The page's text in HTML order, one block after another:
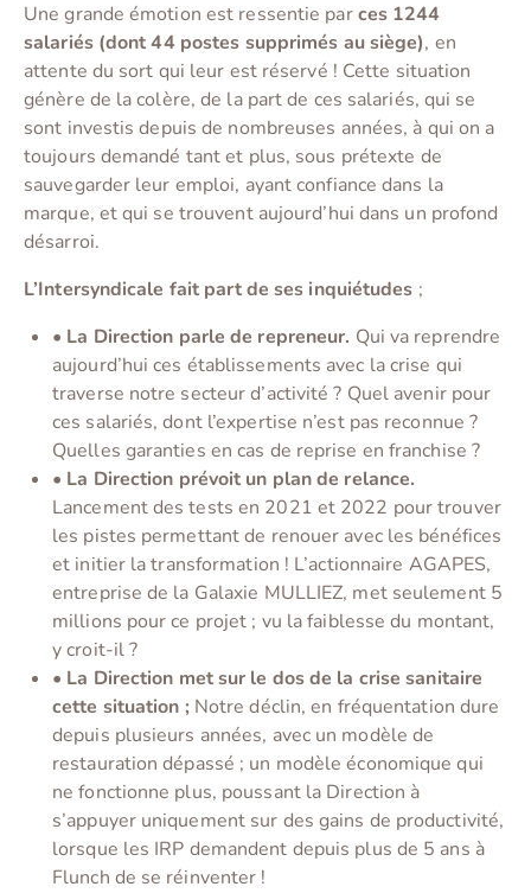
Une grande émotion est ressentie parces 1244
salariés (dont 44 postes supprimés au siège), en
attente du sort qui leur est réservé ! Cette situation
génère de la colère, de la part de ces salariés, qui se
sont investis depuis de nombreuses années, à qui on a
toujours demandé tant et plus, sous prétexte de
sauvegarder leur emploi, ayant confiance dans la
marque, et qui se trouvent aujourd’hui dans un profond
désarroi.
L’Intersyndicale fait part de ses inquiétudes ;
• La Direction parle de repreneur. Qui va reprendre
aujourd’hui ces établissements avec la crise qui
traverse notre secteur d’activité ? Quel avenir pour
ces salariés, dont l’expertise n’est pas reconnue ?
Quelles garanties en cas de reprise en franchise ?
• La Direction prévoit un plan de relance.
Lancement des tests en 2021 et 2022 pour trouver
les pistes permettant de renouer avec les bénéfices
et initier la transformation ! L’actionnaire AGAPES,
entreprise de la Galaxie MULLIEZ, met seulement 5
millions pour ce projet ; vu la faiblesse du montant,
y croit-il ?
• La Direction met sur le dos de la crise sanitaire
cette situation ; Notre déclin, en fréquentation dure
depuis plusieurs années, avec un modèle de
restauration dépassé ; un modèle économique qui
ne fonctionne plus, poussant la Direction à
s’appuyer uniquement sur des gains de productivité,
lorsque les IRP demandent depuis plus de 5 ans à
Flunch de se réinventer !